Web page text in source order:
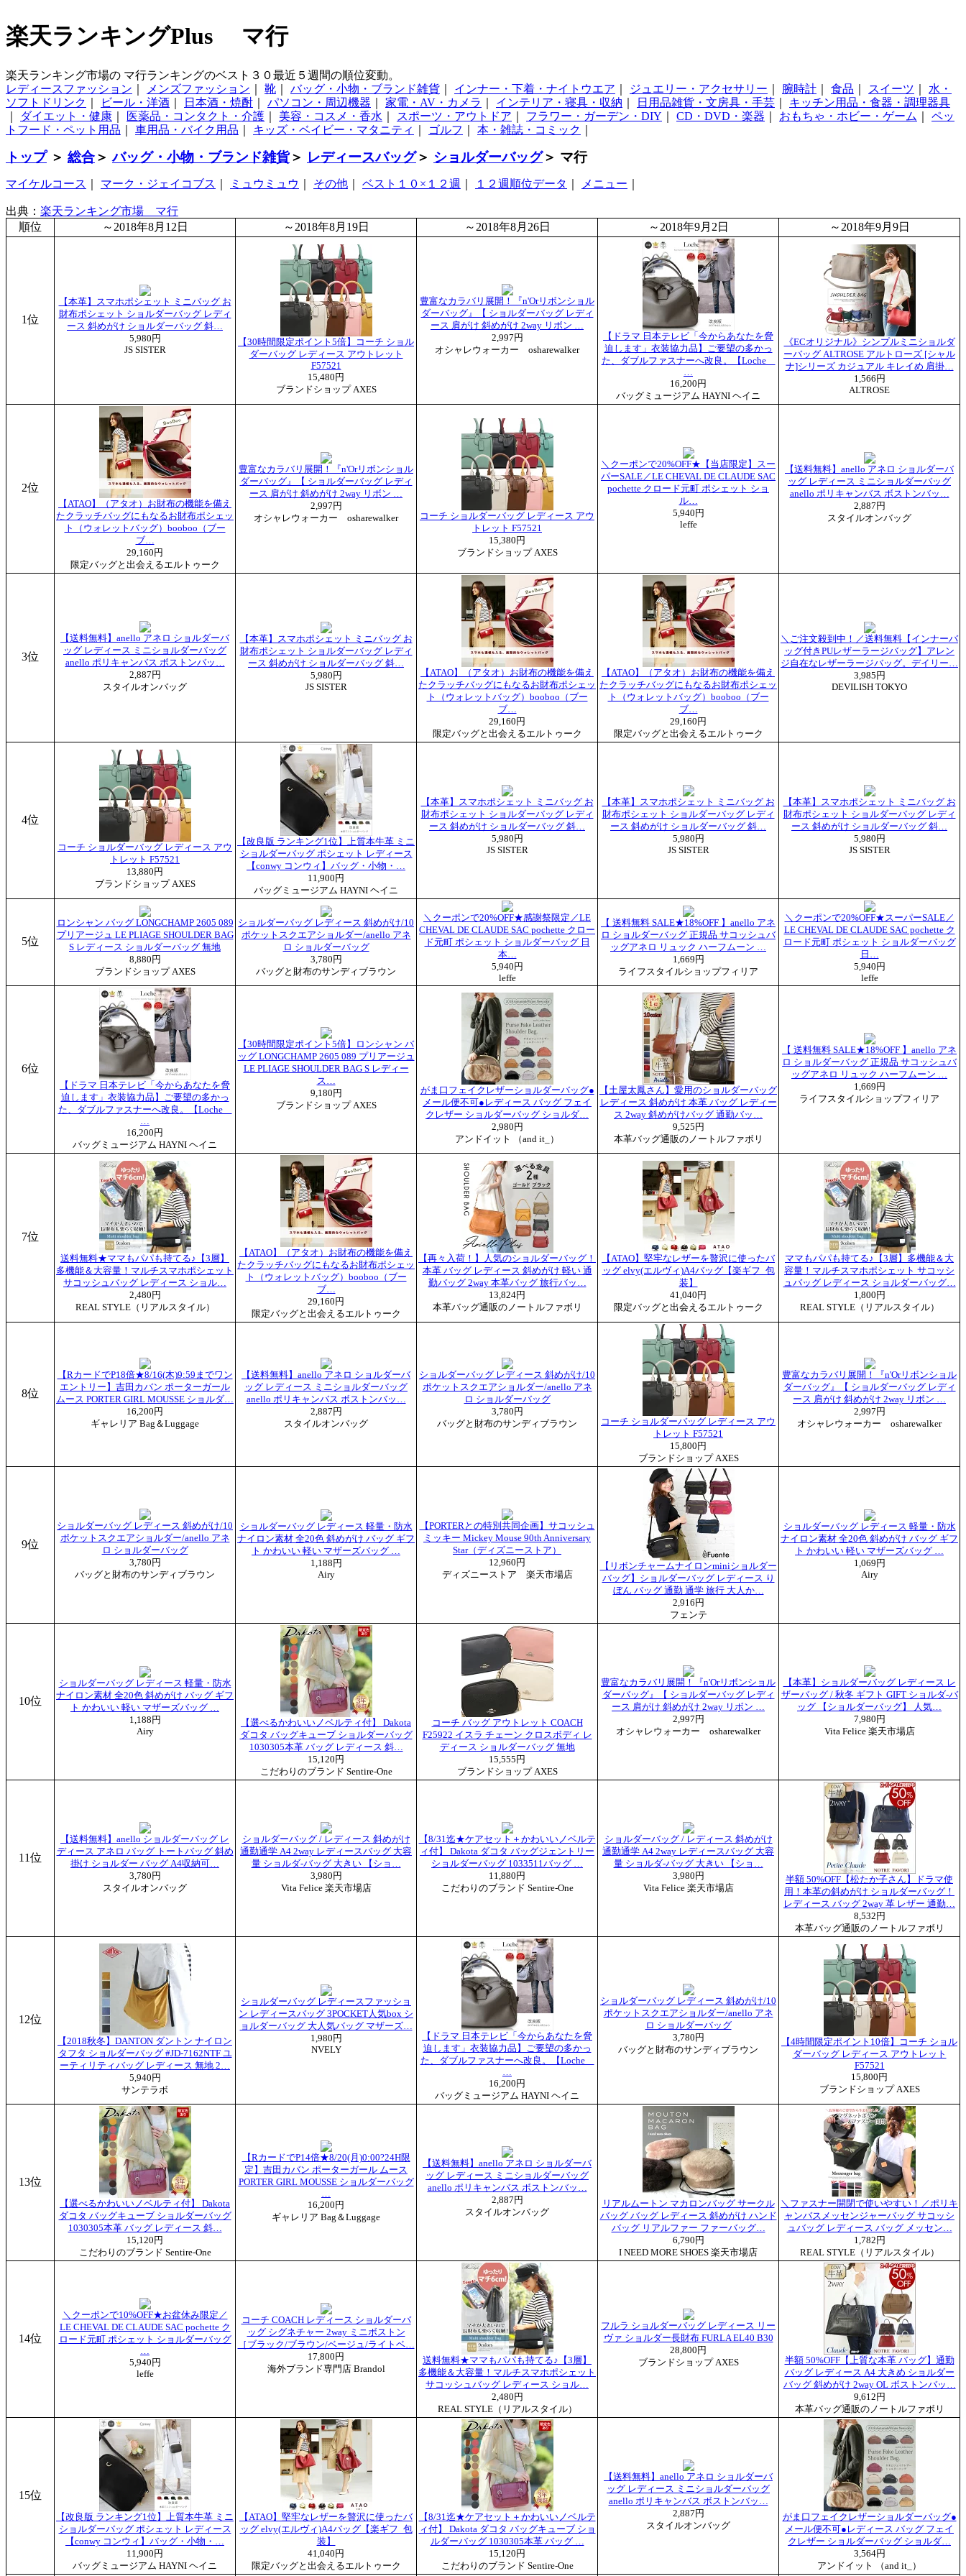
楽天ランキングPlus マ行
楽天ランキング市場の マ行ランキングのベスト３０最近５週間の順位変動。
レディースファッション
メンズファッション 靴 バッグ・小物・ブランド雑貨 インナー・下着・ナイトウエア ジュエリー・アクセサリー 腕時計 食品 スイーツ
水・
ソフトドリンク
ビール・洋酒 日本酒・焼酎 パソコン・周辺機器 家電・AV・カメラ インテリア・寝具・収納 日用品雑貨・文房具・手芸
キッチン用品・食器・調理器具
ダイエット・健康 医薬品・コンタクト・介護 美容・コスメ・香水 スポーツ・アウトドア フラワー・ガーデン・DIY CD・DVD・楽器 おもちゃ・ホビー・ゲーム
ペッ
トフード・ペット用品
車用品・バイク用品 キッズ・ベイビー・マタニティ ゴルフ 本・雑誌・コミック
トップ＞ 総合＞バッグ・小物・ブランド雑貨＞ レディースバッグ＞ ショルダーバッグ＞ マ行
マイケルコース マーク・ジェイコブス ミュウミュウ その他 ベスト１０×１２週 １２週順位データ メニュー
出典： 楽天ランキング市場 マ行
順位
～2018年8月12日 ～2018年8月19日 ～2018年8月26日 ～2018年9月2日 ～2018年9月9日
1位
【本革】スマホポシェット ミニバッグ お
財布ポシェット ショルダーバッグ レディ
ース 斜めがけ ショルダーバッグ 斜…
5,980円
JS SISTER
【30時間限定ポイント5倍】コーチ ショル
ダーバッグ レディース アウトレット
F57521
15,480円
ブランドショップ AXES
豊富なカラバリ展開！『n'Orリボンショル
ダーバッグ』【 ショルダーバッグ レディ
ース 肩がけ 斜めがけ 2way リボン …
2,997円
オシャレウォーカー osharewalker
【ドラマ 日本テレビ「今からあなたを脅
迫します」衣装協力品】ご要望の多かっ
た、ダブルファスナーへ改良。【Loche
…
16,200円
バッグミュージアム HAYNI ヘイニ
《ECオリジナル》シンプルミニショルダ
ーバッグ ALTROSE アルトローズ [シャル
ナ]シリーズ カジュアル キレイめ 肩掛…
1,566円
ALTROSE
2位
【ATAO】（アタオ）お財布の機能を備え
たクラッチバッグにもなるお財布ポシェッ
ト（ウォレットバッグ）booboo（ブー
ブ…
29,160円
限定バッグと出会えるエルトゥーク
豊富なカラバリ展開！『n'Orリボンショル
ダーバッグ』【 ショルダーバッグ レディ
ース 肩がけ 斜めがけ 2way リボン …
2,997円
オシャレウォーカー osharewalker
コーチ ショルダーバッグ レディース アウ
トレット F57521
15,380円
ブランドショップ AXES
＼クーポンで20%OFF★【当店限定】スー
パーSALE／LE CHEVAL DE CLAUDE SAC
pochette クロード元町 ポシェット ショ
ル…
5,940円
leffe
【送料無料】anello アネロ ショルダーバ
ッグ レディース ミニショルダーバッグ
anello ポリキャンバス ボストンバッ…
2,887円
スタイルオンバッグ
3位
【送料無料】anello アネロ ショルダーバ
ッグ レディース ミニショルダーバッグ
anello ポリキャンバス ボストンバッ…
2,887円
スタイルオンバッグ
【本革】スマホポシェット ミニバッグ お
財布ポシェット ショルダーバッグ レディ
ース 斜めがけ ショルダーバッグ 斜…
5,980円
JS SISTER
【ATAO】（アタオ）お財布の機能を備え
たクラッチバッグにもなるお財布ポシェッ
ト（ウォレットバッグ）booboo（ブー
ブ…
29,160円
限定バッグと出会えるエルトゥーク
【ATAO】（アタオ）お財布の機能を備え
たクラッチバッグにもなるお財布ポシェッ
ト（ウォレットバッグ）booboo（ブー
ブ…
29,160円
限定バッグと出会えるエルトゥーク
＼ご注文殺到中！／送料無料【インナーバ
ッグ付きPUレザーラージバッグ】アレン
ジ自在なレザーラージバッグ。デイリー…
3,985円
DEVILISH TOKYO
4位
コーチ ショルダーバッグ レディース アウ
トレット F57521
13,880円
ブランドショップ AXES
【改良版 ランキング1位】上質本牛革 ミニ
ショルダーバッグ ポシェット レディース
【conwy コンウィ】バッグ・小物・…
11,900円
バッグミュージアム HAYNI ヘイニ
【本革】スマホポシェット ミニバッグ お
財布ポシェット ショルダーバッグ レディ
ース 斜めがけ ショルダーバッグ 斜…
5,980円
JS SISTER
【本革】スマホポシェット ミニバッグ お
財布ポシェット ショルダーバッグ レディ
ース 斜めがけ ショルダーバッグ 斜…
5,980円
JS SISTER
【本革】スマホポシェット ミニバッグ お
財布ポシェット ショルダーバッグ レディ
ース 斜めがけ ショルダーバッグ 斜…
5,980円
JS SISTER
5位
ロンシャン バッグ LONGCHAMP 2605 089
プリアージュ LE PLIAGE SHOULDER BAG
S レディース ショルダーバッグ 無地
8,880円
ブランドショップ AXES
ショルダーバッグ レディース 斜めがけ/10
ポケットスクエアショルダー/anello アネ
ロ ショルダーバッグ
3,780円
バッグと財布のサンディブラウン
＼クーポンで20%OFF★感謝祭限定／LE
CHEVAL DE CLAUDE SAC pochette クロー
ド元町 ポシェット ショルダーバッグ 日
本…
5,940円
leffe
【 送料無料 SALE★18%OFF 】anello アネ
ロ ショルダーバッグ 正規品 サコッシュバ
ッグアネロ リュック ハーフムーン …
1,669円
ライフスタイルショップフィリア
＼クーポンで20%OFF★スーパーSALE／
LE CHEVAL DE CLAUDE SAC pochette ク
ロード元町 ポシェット ショルダーバッグ
日…
5,940円
leffe
6位
【ドラマ 日本テレビ「今からあなたを脅
迫します」衣装協力品】ご要望の多かっ
た、ダブルファスナーへ改良。【Loche
…
16,200円
バッグミュージアム HAYNI ヘイニ
【30時間限定ポイント5倍】ロンシャン バ
ッグ LONGCHAMP 2605 089 プリアージュ
LE PLIAGE SHOULDER BAG S レディー
ス…
9,180円
ブランドショップ AXES
がま口フェイクレザーショルダーバッグ●
メール便不可●レディース バッグ フェイ
クレザー ショルダーバッグ ショルダ…
2,980円
アンドイット （and it_）
【土屋太鳳さん】愛用のショルダーバッグ
レディース 斜めがけ 本革 バッグ レディー
ス 2way 斜めがけバッグ 通勤バッ…
9,525円
本革バッグ通販のノートルファボリ
【 送料無料 SALE★18%OFF 】anello アネ
ロ ショルダーバッグ 正規品 サコッシュバ
ッグアネロ リュック ハーフムーン …
1,669円
ライフスタイルショップフィリア
7位
送料無料★ママもパパも持てる♪【3層】
多機能＆大容量！マルチスマホポシェット
サコッシュバッグ レディース ショル…
2,480円
REAL STYLE（リアルスタイル）
【ATAO】（アタオ）お財布の機能を備え
たクラッチバッグにもなるお財布ポシェッ
ト（ウォレットバッグ）booboo（ブー
ブ…
29,160円
限定バッグと出会えるエルトゥーク
【再々入荷！】人気のショルダーバッグ！
本革 バッグ レディース 斜めがけ 軽い 通
勤バッグ 2way 本革バッグ 旅行バッ…
13,824円
本革バッグ通販のノートルファボリ
【ATAO】堅牢なレザーを贅沢に使ったバ
ッグ elvy(エルヴィ)A4バッグ【楽ギフ_包
装】
41,040円
限定バッグと出会えるエルトゥーク
ママもパパも持てる♪【3層】多機能＆大
容量！マルチスマホポシェット サコッシ
ュバッグ レディース ショルダーバッグ…
1,800円
REAL STYLE（リアルスタイル）
8位
【RカードでP18倍★8/16(木)9:59までワン
エントリー】吉田カバン ポーターガール
ムース PORTER GIRL MOUSSE ショルダ…
16,200円
ギャレリア Bag＆Luggage
【送料無料】anello アネロ ショルダーバ
ッグ レディース ミニショルダーバッグ
anello ポリキャンバス ボストンバッ…
2,887円
スタイルオンバッグ
ショルダーバッグ レディース 斜めがけ/10
ポケットスクエアショルダー/anello アネ
ロ ショルダーバッグ
3,780円
バッグと財布のサンディブラウン
コーチ ショルダーバッグ レディース アウ
トレット F57521
15,800円
ブランドショップ AXES
豊富なカラバリ展開！『n'Orリボンショル
ダーバッグ』【 ショルダーバッグ レディ
ース 肩がけ 斜めがけ 2way リボン …
2,997円
オシャレウォーカー osharewalker
9位
ショルダーバッグ レディース 斜めがけ/10
ポケットスクエアショルダー/anello アネ
ロ ショルダーバッグ
3,780円
バッグと財布のサンディブラウン
ショルダーバッグ レディース 軽量・防水
ナイロン素材 全20色 斜めがけ バッグ ギフ
ト かわいい 軽い マザーズバッグ …
1,188円
Airy
【PORTERとの特別共同企画】サコッシュ
ミッキー Mickey Mouse 90th Anniversary
Star（ディズニーストア）
12,960円
ディズニーストア 楽天市場店
【リボンチャームナイロンminiショルダー
バッグ】ショルダーバッグ レディース り
ぼん バッグ 通勤 通学 旅行 大人か…
2,916円
フェンテ
ショルダーバッグ レディース 軽量・防水
ナイロン素材 全20色 斜めがけ バッグ ギフ
ト かわいい 軽い マザーズバッグ …
1,069円
Airy
10位
ショルダーバッグ レディース 軽量・防水
ナイロン素材 全20色 斜めがけ バッグ ギフ
ト かわいい 軽い マザーズバッグ …
1,188円
Airy
【選べるかわいいノベルティ付】 Dakota
ダコタ バッグキューブ ショルダーバッグ
1030305本革 バッグ レディース 斜…
15,120円
こだわりのブランド Sentire-One
コーチ バッグ アウトレット COACH
F25922 イスラ チェーン クロスボディ レ
ディース ショルダーバッグ 無地
15,555円
ブランドショップ AXES
豊富なカラバリ展開！『n'Orリボンショル
ダーバッグ』【 ショルダーバッグ レディ
ース 肩がけ 斜めがけ 2way リボン …
2,997円
オシャレウォーカー osharewalker
【本革】ショルダーバッグ レディース レ
ザーバッグ / 秋冬 ギフト GIFT ショルダ-バ
ッグ 【ショルダーバッグ】 人気…
7,980円
Vita Felice 楽天市場店
11位
【送料無料】anello ショルダーバッグ レ
ディース アネロ バッグ トートバッグ 斜め
掛け ショルダー バッグ A4収納可…
3,780円
スタイルオンバッグ
ショルダーバッグ / レディース 斜めがけ
通勤通学 A4 2way レディースバッグ 大容
量 ショルダ-バッグ 大きい 【ショ…
3,980円
Vita Felice 楽天市場店
【8/31迄★ケアセット＋かわいいノベルテ
ィ付】 Dakota ダコタ バッグジェントリー
ショルダーバッグ 1033511バッグ …
11,880円
こだわりのブランド Sentire-One
ショルダーバッグ / レディース 斜めがけ
通勤通学 A4 2way レディースバッグ 大容
量 ショルダ-バッグ 大きい 【ショ…
3,980円
Vita Felice 楽天市場店
半額 50%OFF【松たか子さん】ドラマ使
用！本革の斜めがけ ショルダーバッグ！
レディース バッグ 2way 革 レザー 通勤…
8,532円
本革バッグ通販のノートルファボリ
12位
【2018秋冬】DANTON ダントン ナイロン
タフタ ショルダーバッグ #JD-7162NTF ユ
ーティリティバッグ レディース 無地 2…
5,940円
サンテラボ
ショルダーバッグ レディースファッショ
ン レディースバッグ 3POCKET人気box シ
ョルダーバッグ 大人気バッグ マザーズ…
1,980円
NVELY
【ドラマ 日本テレビ「今からあなたを脅
迫します」衣装協力品】ご要望の多かっ
た、ダブルファスナーへ改良。【Loche
…
16,200円
バッグミュージアム HAYNI ヘイニ
ショルダーバッグ レディース 斜めがけ/10
ポケットスクエアショルダー/anello アネ
ロ ショルダーバッグ
3,780円
バッグと財布のサンディブラウン
【4時間限定ポイント10倍】コーチ ショル
ダーバッグ レディース アウトレット
F57521
15,800円
ブランドショップ AXES
13位
【選べるかわいいノベルティ付】 Dakota
ダコタ バッグキューブ ショルダーバッグ
1030305本革 バッグ レディース 斜…
15,120円
こだわりのブランド Sentire-One
【RカードでP14倍★8/20(月)0:00?24H限
定】吉田カバン ポーターガール ムース
PORTER GIRL MOUSSE ショルダーバッグ
…
16,200円
ギャレリア Bag＆Luggage
【送料無料】anello アネロ ショルダーバ
ッグ レディース ミニショルダーバッグ
anello ポリキャンバス ボストンバッ…
2,887円
スタイルオンバッグ
リアルムートン マカロンバッグ サークル
バッグ バッグ レディース 斜めがけ ハンド
バッグ リアルファー ファーバッグ…
6,790円
I NEED MORE SHOES 楽天市場店
＼ファスナー開閉で使いやすい！／ポリキ
ャンバスメッセンジャーバッグ サコッシ
ュバッグ レディース バッグ メッセン…
1,782円
REAL STYLE（リアルスタイル）
14位
＼クーポンで10%OFF★お盆休み限定／
LE CHEVAL DE CLAUDE SAC pochette ク
ロード元町 ポシェット ショルダーバッグ
…
5,940円
leffe
コーチ COACH レディース ショルダーバ
ッグ シグネチャー 2way ミニボストン
［ブラック/ブラウン/ベージュ/ライトベ…
17,800円
海外ブランド専門店 Brandol
送料無料★ママもパパも持てる♪【3層】
多機能＆大容量！マルチスマホポシェット
サコッシュバッグ レディース ショル…
2,480円
REAL STYLE（リアルスタイル）
フルラ ショルダーバッグ レディース リー
ヴァ ショルダー長財布 FURLA EL40 B30
28,800円
ブランドショップ AXES
半額 50%OFF【上質な本革 バッグ】通勤
バッグ レディース A4 大きめ ショルダー
バッグ 斜めがけ 2way OL ボストンバッ…
9,612円
本革バッグ通販のノートルファボリ
15位
【改良版 ランキング1位】上質本牛革 ミニ
ショルダーバッグ ポシェット レディース
【conwy コンウィ】バッグ・小物・…
11,900円
バッグミュージアム HAYNI ヘイニ
【ATAO】堅牢なレザーを贅沢に使ったバ
ッグ elvy(エルヴィ)A4バッグ【楽ギフ_包
装】
41,040円
限定バッグと出会えるエルトゥーク
【8/31迄★ケアセット＋かわいいノベルテ
ィ付】 Dakota ダコタ バッグキューブ ショ
ルダーバッグ 1030305本革 バッグ …
15,120円
こだわりのブランド Sentire-One
【送料無料】anello アネロ ショルダーバ
ッグ レディース ミニショルダーバッグ
anello ポリキャンバス ボストンバッ…
2,887円
スタイルオンバッグ
がま口フェイクレザーショルダーバッグ●
メール便不可●レディース バッグ フェイ
クレザー ショルダーバッグ ショルダ…
3,564円
アンドイット （and it_）